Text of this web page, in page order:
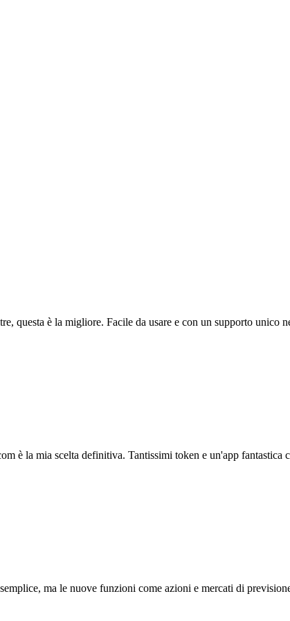
questa è la migliore. Facile da usare e con un supporto unico
è la mia scelta definitiva. Tantissimi token e un'app fantastica
ma le nuove funzioni come azioni e mercati di